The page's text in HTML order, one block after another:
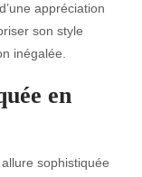
appréciation
son style
inégalée.
en
sophistiquée